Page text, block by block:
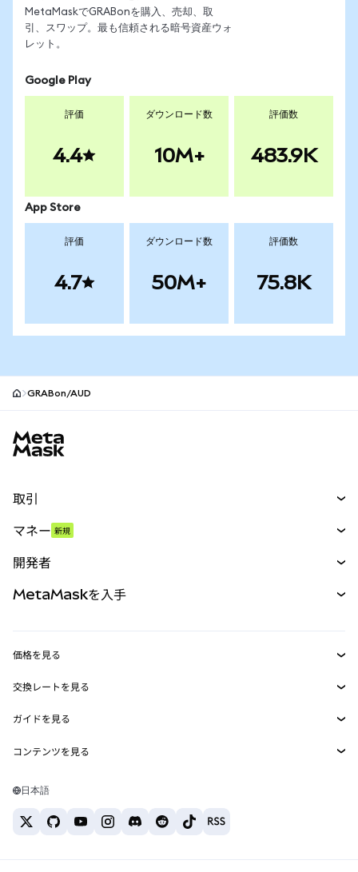
MetaMaskでGRABonを購入、売却、取
引、スワップ。最も信頼される暗号資産ウォ
レット。
Google Play
評価
4.4
ダウンロード数
10M+
評価数
483.9K
App Store
評価
4.7
ダウンロード数
50M+
評価数
75.8K
GRABon/AUD
取引
パーペチュアル
RWA
マネー 新規
開発者
MetaMask Connect
Snaps
Web3サービス
MetaMaskを入手
セキュリティ
サポート
キャリア
お問い合わせ
価格を見る
イーサリアムの価格
Solanaの価格
Tetherの価格
交換レートを見る
ETH→USD
USDT→INR
BTC→INR
ETH→USDT
ガイドを見る
ETHの購入
USDTの購入
コンテンツを見る
Solanaウォレット
日本語